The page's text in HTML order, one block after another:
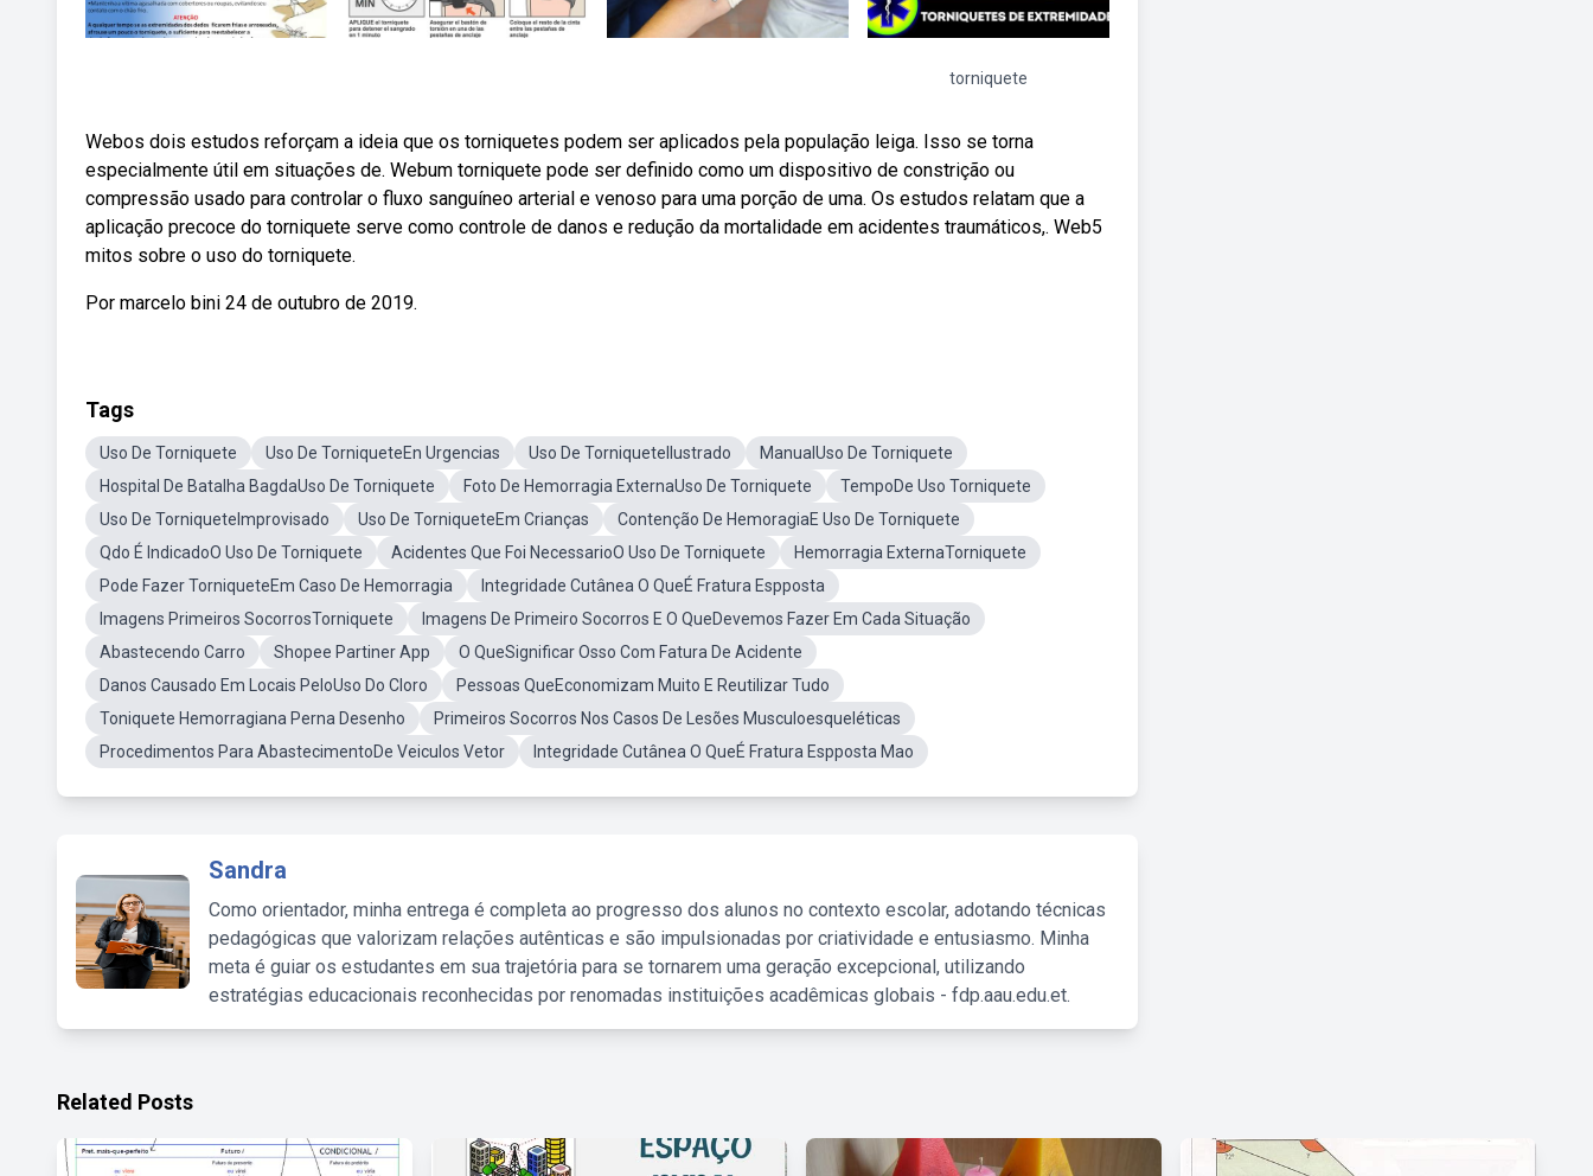
torniquete
Webos dois estudos reforçam a ideia que os torniquetes podem ser aplicados pela população leiga. Isso se torna
especialmente útil em situações de. Webum torniquete pode ser definido como um dispositivo de constrição ou
compressão usado para controlar o fluxo sanguíneo arterial e venoso para uma porção de uma. Os estudos relatam que a
aplicação precoce do torniquete serve como controle de danos e redução da mortalidade em acidentes traumáticos,. Web5
mitos sobre o uso do torniquete.
Por marcelo bini 24 de outubro de 2019.
Tags
Uso De Torniquete Uso De TorniqueteEn Urgencias Uso De TorniqueteIlustrado
ManualUso De Torniquete
Hospital De Batalha BagdaUso De Torniquete
Foto De Hemorragia ExternaUso De Torniquete
TempoDe Uso Torniquete
Uso De TorniqueteImprovisado
Uso De TorniqueteEm Crianças
Contenção De HemoragiaE Uso De Torniquete
Qdo É IndicadoO Uso De Torniquete
Acidentes Que Foi NecessarioO Uso De Torniquete
Hemorragia ExternaTorniquete
Pode Fazer TorniqueteEm Caso De Hemorragia
Integridade Cutânea O QueÉ Fratura Espposta
Imagens Primeiros SocorrosTorniquete
Imagens De Primeiro Socorros E O QueDevemos Fazer Em Cada Situação
Abastecendo Carro
Shopee Partiner App
O QueSignificar Osso Com Fatura De Acidente
Danos Causado Em Locais PeloUso Do Cloro
Pessoas QueEconomizam Muito E Reutilizar Tudo
Toniquete Hemorragiana Perna Desenho
Primeiros Socorros Nos Casos De Lesões Musculoesqueléticas
Procedimentos Para AbastecimentoDe Veiculos Vetor
Integridade Cutânea O QueÉ Fratura Espposta Mao
Sandra
Como orientador, minha entrega é completa ao progresso dos alunos no contexto escolar, adotando técnicas
pedagógicas que valorizam relações autênticas e são impulsionadas por criatividade e entusiasmo. Minha
meta é guiar os estudantes em sua trajetória para se tornarem uma geração excepcional, utilizando
estratégias educacionais reconhecidas por renomadas instituições acadêmicas globais - fdp.aau.edu.et.
Related Posts